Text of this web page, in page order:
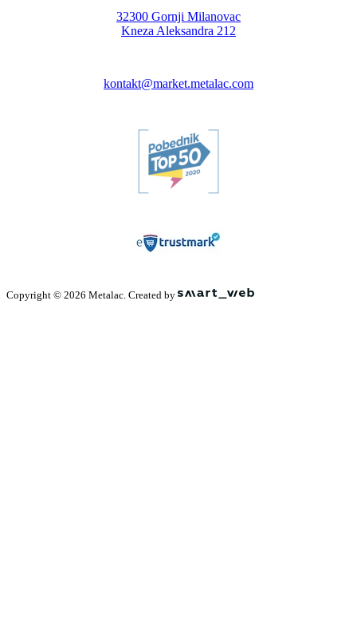
32300 Gornji Milanovac
Kneza Aleksandra 212
kontakt@market.metalac.com
Copyright © 2026 Metalac. Created by